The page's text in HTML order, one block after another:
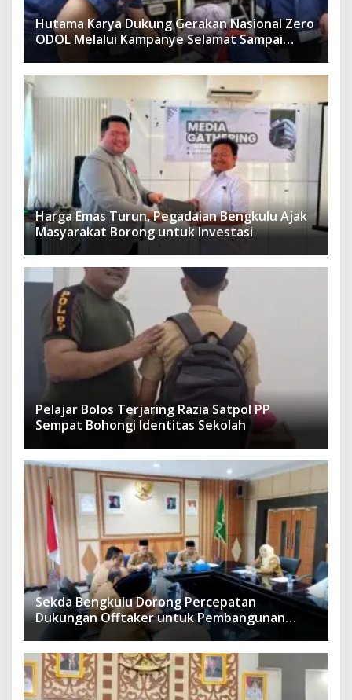
Hutama Karya Dukung Gerakan Nasional Zero
ODOL Melalui Kampanye Selamat Sampai
Harga Emas Turun, Pegadaian Bengkulu Ajak
Masyarakat Borong untuk Investasi
Pelajar Bolos Terjaring Razia Satpol PP
Sempat Bohongi Identitas Sekolah
Sekda Bengkulu Dorong Percepatan
Dukungan Offtaker untuk Pembangunan
TPST Regional